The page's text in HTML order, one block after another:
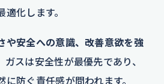
化します。
や安全への意識、改善意欲を強
ガスは安全性が最優先であり、
防ぐ責任感が問われます。